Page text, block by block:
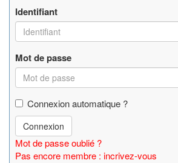
Identifiant
Mot de passe
Connexion automatique ?
Connexion
Mot de passe oublié ?
Pas encore membre : incrivez-vous